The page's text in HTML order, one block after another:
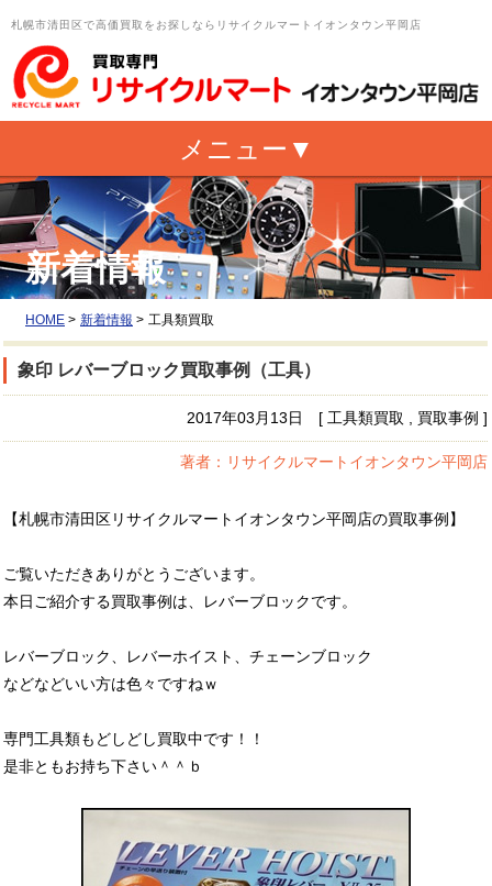
札幌市清田区で高価買取をお探しならリサイクルマートイオンタウン平岡店
新着情報
HOME > 新着情報 > 工具類買取
象印 レバーブロック買取事例（工具）
2017年03月13日 [ 工具類買取 , 買取事例 ]
著者：リサイクルマートイオンタウン平岡店
【札幌市清田区リサイクルマートイオンタウン平岡店の買取事例】
ご覧いただきありがとうございます。
本日ご紹介する買取事例は、レバーブロックです。
レバーブロック、レバーホイスト、チェーンブロック
などなどいい方は色々ですねｗ
専門工具類もどしどし買取中です！！
是非ともお持ち下さい＾＾ｂ